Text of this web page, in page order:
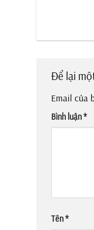
Để lại
Email của
Bình luận*
Tên*